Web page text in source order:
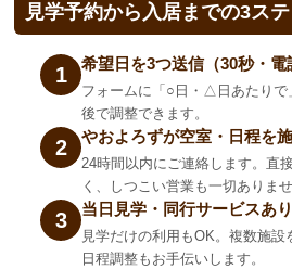
見学予約から入居までの3ス
1 希望日を3つ送信（30秒・電
フォームに「○日・△日あたりで
後で調整できます。
2 やおよろずが空室・日程を
24時間以内にご連絡します。直
く、しつこい営業も一切ありませ
3 当日見学・同行サービスあり
見学だけの利用もOK。複数施設
日程調整もお手伝いします。